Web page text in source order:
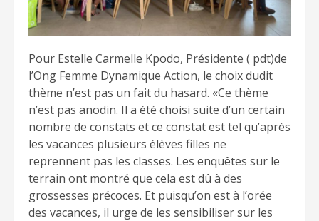
Pour Estelle Carmelle Kpodo, Présidente ( pdt)de
l’Ong Femme Dynamique Action, le choix dudit
thème n’est pas un fait du hasard. «Ce thème
n’est pas anodin. Il a été choisi suite d’un certain
nombre de constats et ce constat est tel qu’après
les vacances plusieurs élèves filles ne
reprennent pas les classes. Les enquêtes sur le
terrain ont montré que cela est dû à des
grossesses précoces. Et puisqu’on est à l’orée
des vacances, il urge de les sensibiliser sur les